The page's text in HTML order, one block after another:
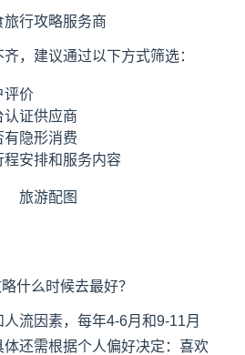
行攻略服务商
，建议通过以下方式筛选：
评价
证供应商
有隐形消费
安排和服务内容
什么时候去最好？
流因素，每年4-6月和9-11月
还需根据个人偏好决定：喜欢